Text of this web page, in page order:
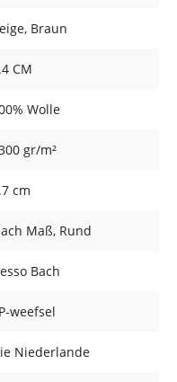
, Braun
CM
Wolle
gr/m²
cm
Maß, Rund
Bach
weefsel
Niederlande